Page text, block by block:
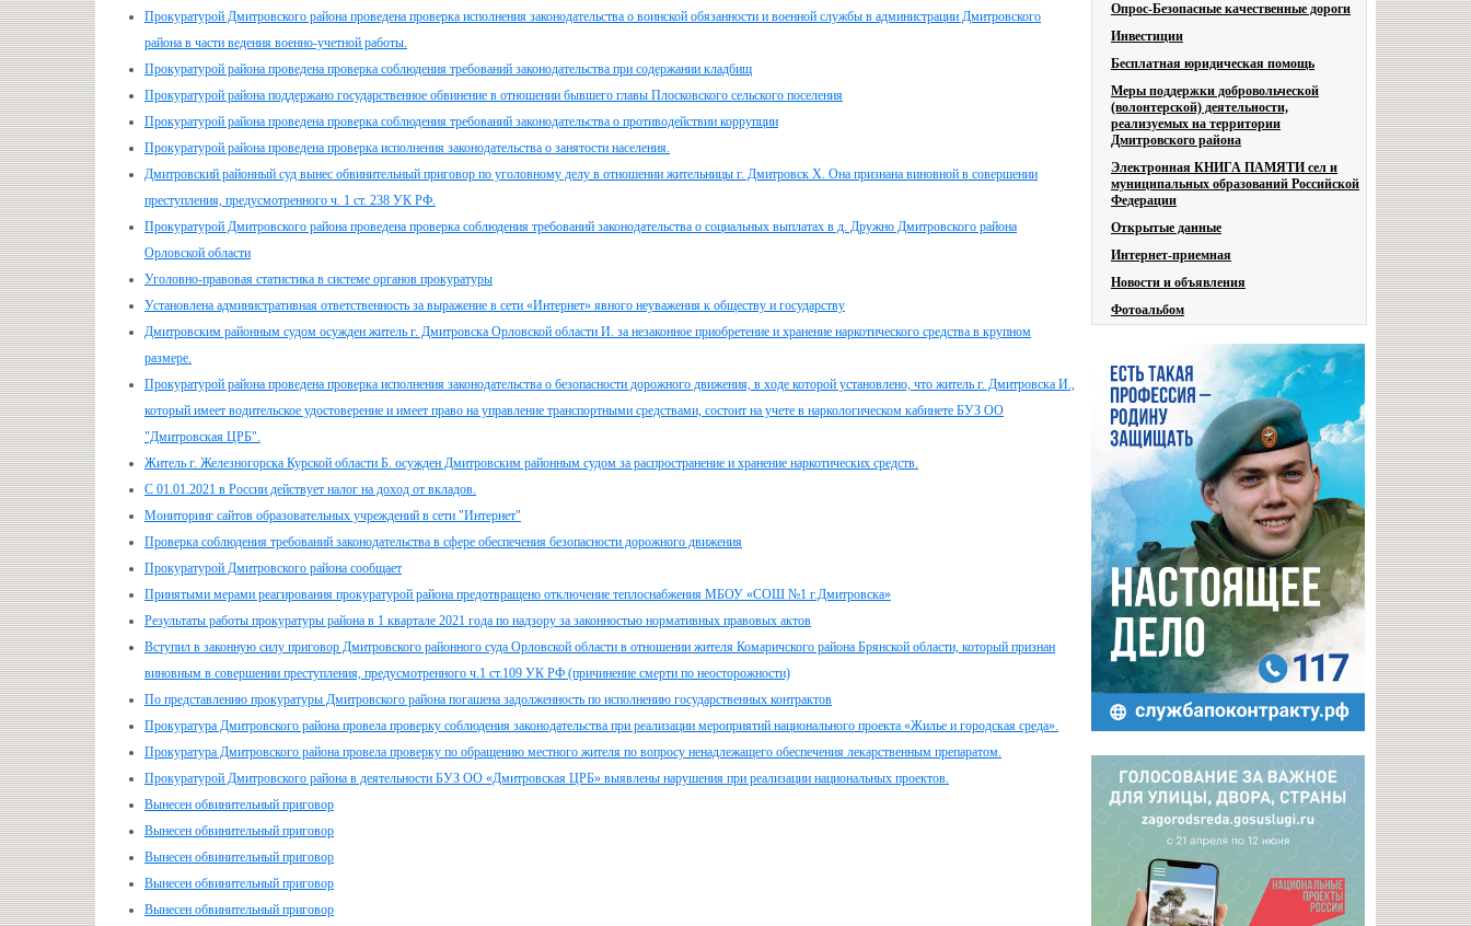
Прокуратурой Дмитровского района проведена проверка исполнения законодательства о воинской обязанности и военной службы в администрации Дмитровского
района в части ведения военно-учетной работы.
Прокуратурой района проведена проверка соблюдения требований законодательства при содержании кладбищ
Прокуратурой района поддержано государственное обвинение в отношении бывшего главы Плосковского сельского поселения
Прокуратурой района проведена проверка соблюдения требований законодательства о противодействии коррупции
Прокуратурой района проведена проверка исполнения законодательства о занятости населения.
Дмитровский районный суд вынес обвинительный приговор по уголовному делу в отношении жительницы г. Дмитровск Х. Она признана виновной в совершении
преступления, предусмотренного ч. 1 ст. 238 УК РФ.
Прокуратурой Дмитровского района проведена проверка соблюдения требований законодательства о социальных выплатах в д. Дружно Дмитровского района
Орловской области
Уголовно-правовая статистика в системе органов прокуратуры
Установлена административная ответственность за выражение в сети «Интернет» явного неуважения к обществу и государству
Дмитровским районным судом осужден житель г. Дмитровска Орловской области И. за незаконное приобретение и хранение наркотического средства в крупном
размере.
Прокуратурой района проведена проверка исполнения законодательства о безопасности дорожного движения, в ходе которой установлено, что житель г. Дмитровска И.,
который имеет водительское удостоверение и имеет право на управление транспортными средствами, состоит на учете в наркологическом кабинете БУЗ ОО
"Дмитровская ЦРБ".
Житель г. Железногорска Курской области Б. осужден Дмитровским районным судом за распространение и хранение наркотических средств.
С 01.01.2021 в России действует налог на доход от вкладов.
Мониторинг сайтов образовательных учреждений в сети "Интернет"
Проверка соблюдения требований законодательства в сфере обеспечения безопасности дорожного движения
Прокуратурой Дмитровского района сообщает
Принятыми мерами реагирования прокуратурой района предотвращено отключение теплоснабжения МБОУ «СОШ №1 г.Дмитровска»
Результаты работы прокуратуры района в 1 квартале 2021 года по надзору за законностью нормативных правовых актов
Вступил в законную силу приговор Дмитровского районного суда Орловской области в отношении жителя Комаричского района Брянской области, который признан
виновным в совершении преступления, предусмотренного ч.1 ст.109 УК РФ (причинение смерти по неосторожности)
По представлению прокуратуры Дмитровского района погашена задолженность по исполнению государственных контрактов
Прокуратура Дмитровского района провела проверку соблюдения законодательства при реализации мероприятий национального проекта «Жилье и городская среда».
Прокуратура Дмитровского района провела проверку по обращению местного жителя по вопросу ненадлежащего обеспечения лекарственным препаратом.
Прокуратурой Дмитровского района в деятельности БУЗ ОО «Дмитровская ЦРБ» выявлены нарушения при реализации национальных проектов.
Вынесен обвинительный приговор
Вынесен обвинительный приговор
Вынесен обвинительный приговор
Вынесен обвинительный приговор
Вынесен обвинительный приговор
Опрос-Безопасные качественные дороги
Инвестиции
Бесплатная юридическая помощь
Меры поддержки добровольческой
(волонтерской) деятельности,
реализуемых на территории
Дмитровского района
Электронная КНИГА ПАМЯТИ сел и
муниципальных образований Российской
Федерации
Открытые данные
Интернет-приемная
Новости и объявления
Фотоальбом